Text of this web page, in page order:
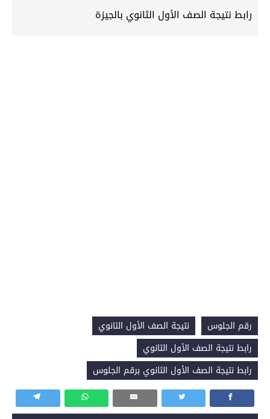
رابط نتيجة الصف الأول الثانوي بالجيزة
رقم الجلوس
نتيجة الصف الأول الثانوي
رابط نتيجة الصف الأول الثانوي
رابط نتيجة الصف الأول الثانوي برقم الجلوس